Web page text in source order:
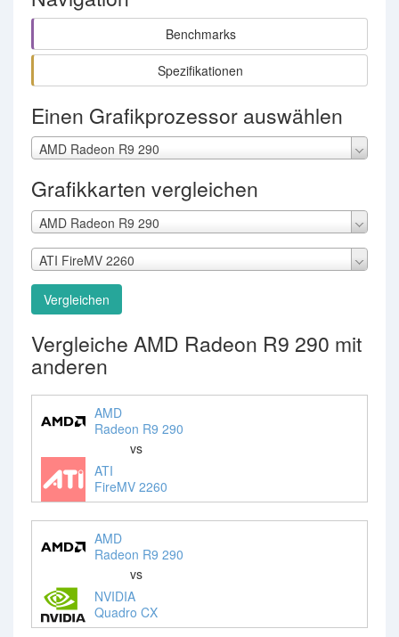
Benchmarks
Spezifikationen
Einen Grafikprozessor auswählen
AMD Radeon R9 290
Grafikkarten vergleichen
AMD Radeon R9 290
ATI FireMV 2260
Vergleichen
Vergleiche AMD Radeon R9 290 mit
anderen
AMD
Radeon R9 290
vs
ATI
FireMV 2260
AMD
Radeon R9 290
vs
NVIDIA
Quadro CX